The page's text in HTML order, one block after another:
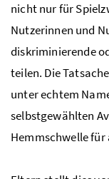
nicht nur für
Nutzerinnen und
diskriminierende
teilen. Die
unter echtem
selbstgewählten
Hemmschwelle